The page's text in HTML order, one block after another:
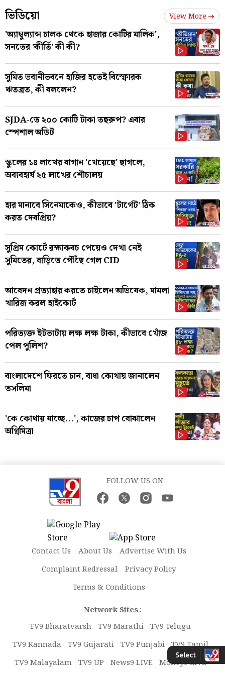
ভিডিয়ো View More
'অ্যাম্বুল্যান্স চালক থেকে হাজার কোটির মালিক',
সনতের 'কীর্তি' কী কী?
সুমিত ভবানীভবনে হাজির হতেই বিস্ফোরক
ঋতব্রত, কী বললেন?
SJDA-তে ২০০ কোটি টাকা তছরুপ? এবার
স্পেশাল অডিট
স্কুলের ১৪ লাখের বাগান 'খেয়েছে' ছাগলে,
অব্যবহার্য ২৫ লাখের শৌচালয়
হার মানাবে সিনেমাকেও, কীভাবে 'টার্গেট' ঠিক
করত দেবপ্রিয়?
সুপ্রিম কোর্টে রক্ষাকবচ পেয়েও দেখা নেই
সুমিতের, বাড়িতে পৌঁছে গেল CID
আবেদন প্রত্যাহার করতে চাইলেন অভিষেক, মামলা
খারিজ করল হাইকোর্ট
পরিত্যক্ত ইটভাটায় লক্ষ লক্ষ টাকা, কীভাবে খোঁজ
পেল পুলিশ?
বাংলাদেশে ফিরতে চান, বাধা কোথায় জানালেন
তসলিমা
'কে কোথায় যাচ্ছে...', কাজের চাপ বোঝালেন
অগ্নিমিত্রা
FOLLOW US ON
Contact Us About Us
Advertise With Us
Complaint Redressal
Privacy Policy
Terms & Conditions
Network Sites:
TV9 Bharatvarsh TV9 Marathi TV9 Telugu
TV9 Kannada TV9 Gujarati TV9 Punjabi TV9 Tamil
TV9 Malayalam TV9 UP News9 LIVE Money9 LIVE